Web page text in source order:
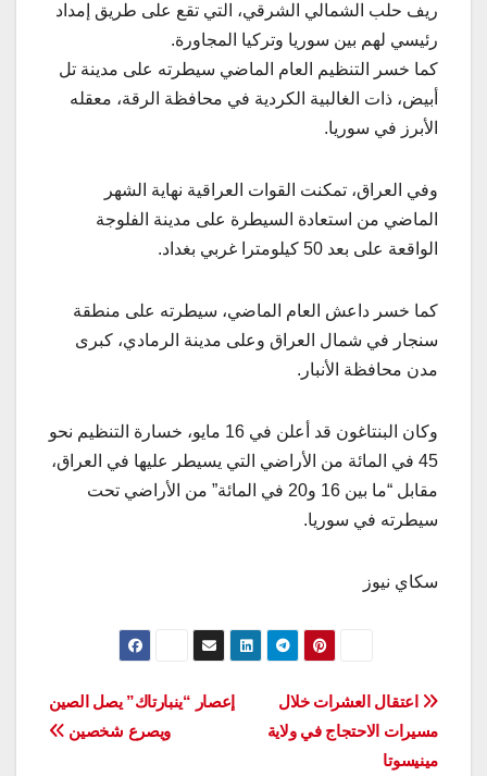
ريف حلب الشمالي الشرقي، التي تقع على طريق إمداد
رئيسي لهم بين سوريا وتركيا المجاورة.
كما خسر التنظيم العام الماضي سيطرته على مدينة تل
أبيض، ذات الغالبية الكردية في محافظة الرقة، معقله
الأبرز في سوريا.
وفي العراق، تمكنت القوات العراقية نهاية الشهر
الماضي من استعادة السيطرة على مدينة الفلوجة
الواقعة على بعد 50 كيلومترا غربي بغداد.
كما خسر داعش العام الماضي، سيطرته على منطقة
سنجار في شمال العراق وعلى مدينة الرمادي، كبرى
مدن محافظة الأنبار.
وكان البنتاغون قد أعلن في 16 مايو، خسارة التنظيم نحو
45 في المائة من الأراضي التي يسيطر عليها في العراق،
مقابل “ما بين 16 و20 في المائة” من الأراضي تحت
سيطرته في سوريا.
سكاي نيوز
تصفّح
المقالات
إعصار “ينبارتاك” يصل الصين
ويصرع شخصين
اعتقال العشرات خلال
مسيرات الاحتجاج في ولاية
مينيسوتا